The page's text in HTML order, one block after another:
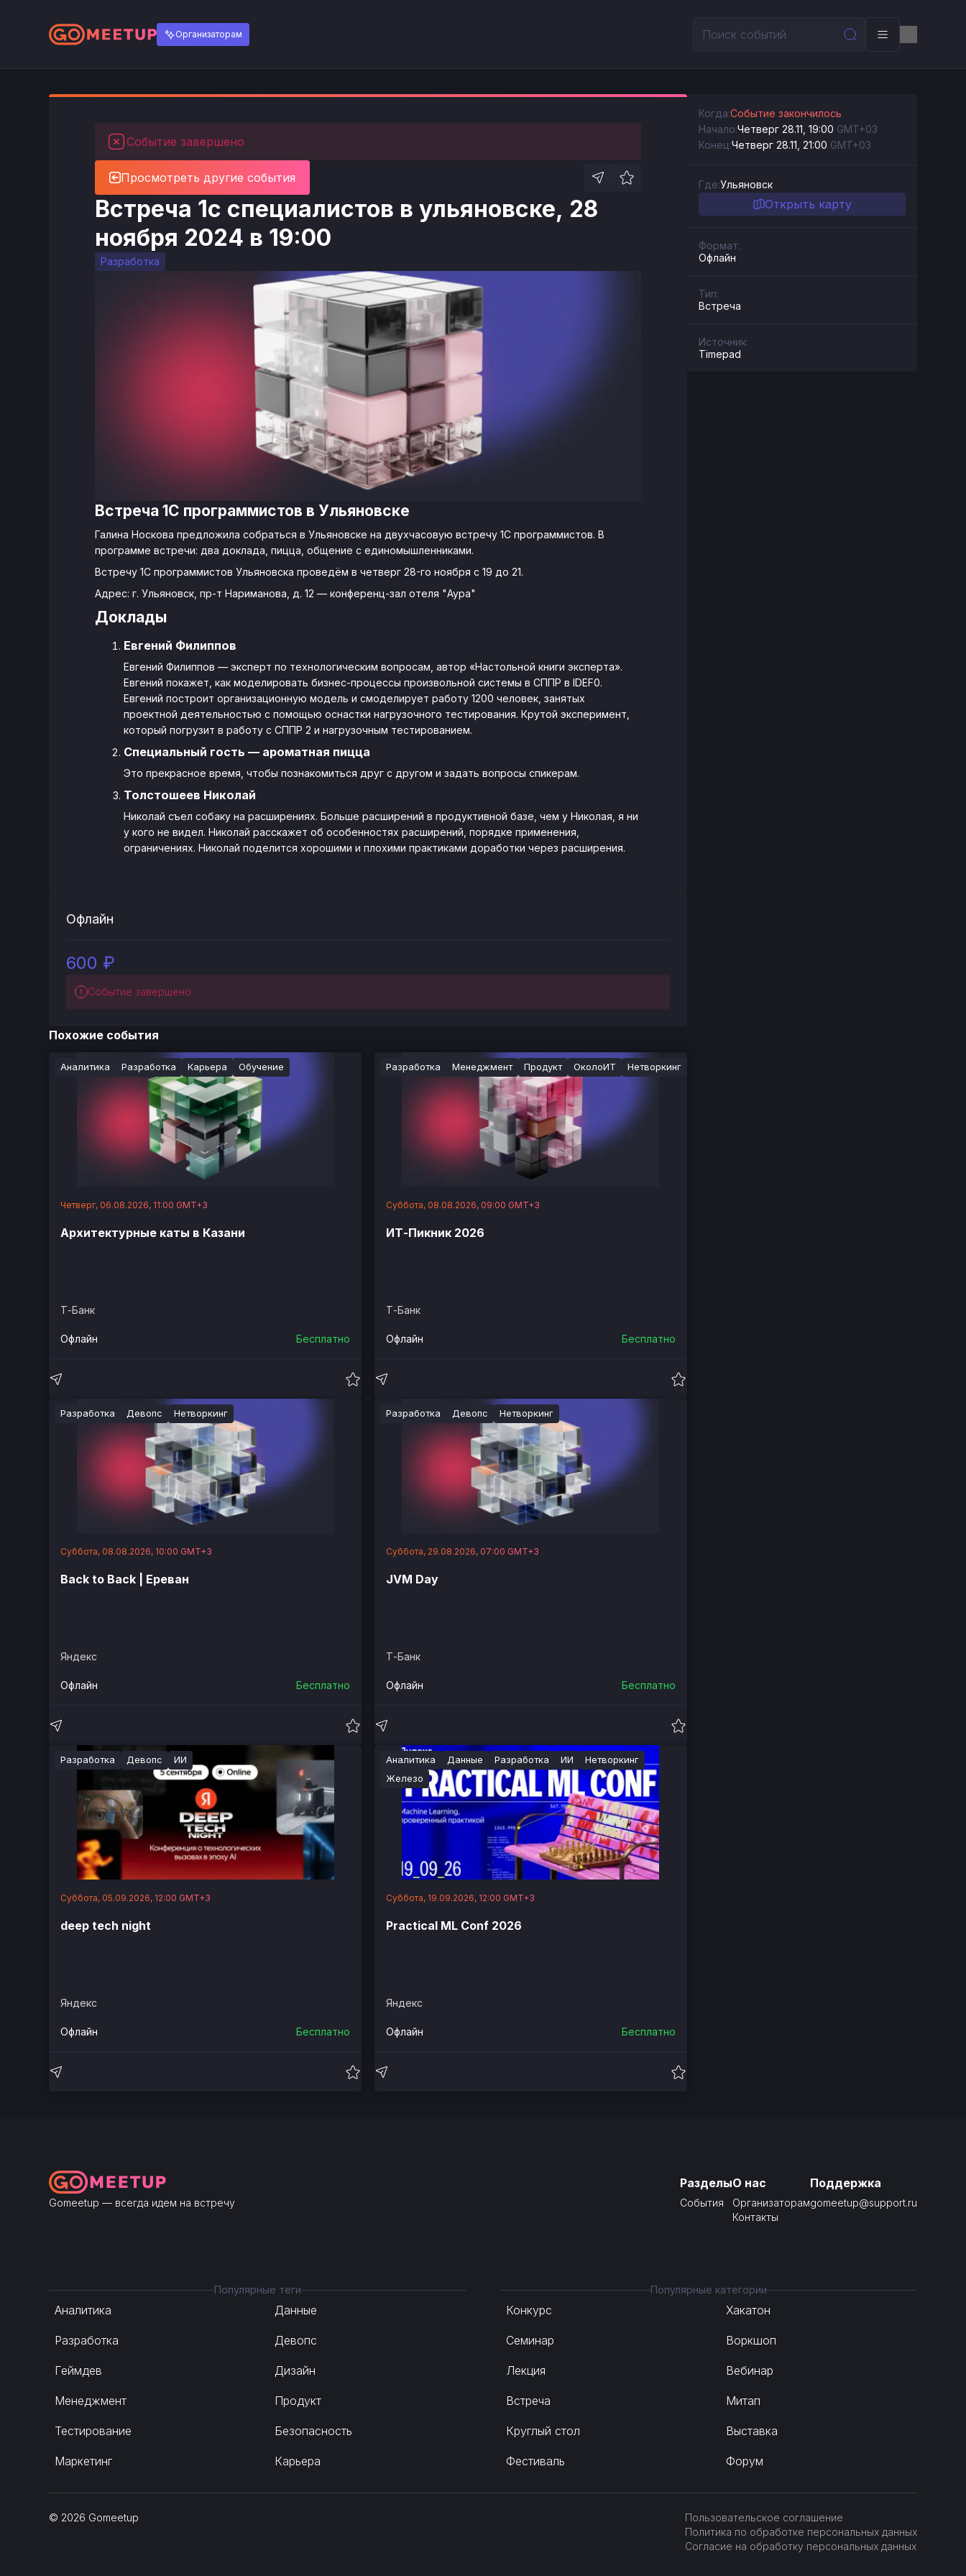
Организаторам
Событие завершено
Просмотреть другие события
Встреча 1с специалистов в ульяновске, 28
ноября 2024 в 19:00
Разработка
Встреча 1С программистов в Ульяновске
Галина Носкова предложила собраться в Ульяновске на двухчасовую встречу 1С программистов. В
программе встречи: два доклада, пицца, общение с единомышленниками.
Встречу 1С программистов Ульяновска проведём в четверг 28-го ноября с 19 до 21.
Адрес: г. Ульяновск, пр-т Нариманова, д. 12 — конференц-зал отеля "Аура"
Доклады
Евгений Филиппов
Евгений Филиппов — эксперт по технологическим вопросам, автор «Настольной книги эксперта».
Евгений покажет, как моделировать бизнес-процессы произвольной системы в СППР в IDEF0.
Евгений построит организационную модель и смоделирует работу 1200 человек, занятых
проектной деятельностью с помощью оснастки нагрузочного тестирования. Крутой эксперимент,
который погрузит в работу с СППР 2 и нагрузочным тестированием.
Специальный гость — ароматная пицца
Это прекрасное время, чтобы познакомиться друг с другом и задать вопросы спикерам.
Толстошеев Николай
Николай съел собаку на расширениях. Больше расширений в продуктивной базе, чем у Николая, я ни
у кого не видел. Николай расскажет об особенностях расширений, порядке применения,
ограничениях. Николай поделится хорошими и плохими практиками доработки через расширения.
Офлайн
600 ₽
Событие завершено
Похожие события
Аналитика Разработка Карьера Обучение
Четверг, 06.08.2026, 11:00 GMT+3
Архитектурные каты в Казани
Т-Банк
Офлайн Бесплатно
Разработка Менеджмент Продукт ОколоИТ Нетворкинг
Суббота, 08.08.2026, 09:00 GMT+3
ИТ-Пикник 2026
Т-Банк
Офлайн Бесплатно
Разработка Девопс Нетворкинг
Суббота, 08.08.2026, 10:00 GMT+3
Back to Back | Ереван
Яндекс
Офлайн Бесплатно
Разработка Девопс Нетворкинг
Суббота, 29.08.2026, 07:00 GMT+3
JVM Day
Т-Банк
Офлайн Бесплатно
Разработка Девопс ИИ
Суббота, 05.09.2026, 12:00 GMT+3
deep tech night
Яндекс
Офлайн Бесплатно
Аналитика Данные Разработка ИИ
Нетворкинг
Железо
Суббота, 19.09.2026, 12:00 GMT+3
Practical ML Conf 2026
Яндекс
Офлайн Бесплатно
Когда:Событие закончилось
Начало:Четверг 28.11, 19:00 GMT+03
Конец:Четверг 28.11, 21:00 GMT+03
Где:Ульяновск
Открыть карту
Формат:
Офлайн
Тип:
Встреча
Источник:
Timepad
Gomeetup — всегда идем на встречу
Разделы
События
О нас
Организаторам
Контакты
Поддержка
gomeetup@support.ru
Популярные теги
Аналитика Данные
Разработка Девопс
Геймдев Дизайн
Менеджмент Продукт
Тестирование Безопасность
Маркетинг Карьера
Популярные категории
Конкурс Хакатон
Семинар Воркшоп
Лекция Вебинар
Встреча Митап
Круглый стол Выставка
Фестиваль Форум
© 2026 Gomeetup
Пользовательское соглашение
Политика по обработке персональных данных
Согласие на обработку персональных данных